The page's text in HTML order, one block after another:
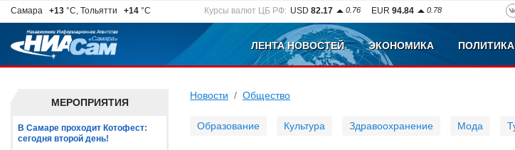
Самара +13 °C, Тольятти +14 °C Курсы валют ЦБ РФ: USD 82.17 0.76 EUR 94.84 0.78
ЛЕНТА НОВОСТЕЙ ЭКОНОМИКА ПОЛИТИКА
МЕРОПРИЯТИЯ
В Самаре проходит Котофест:
сегодня второй день!
Новости Общество
Образование Культура Здравоохранение Мода